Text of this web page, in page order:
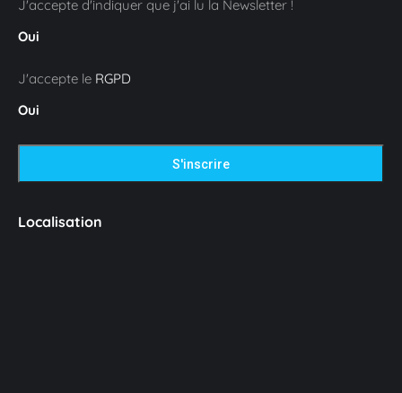
J'accepte d'indiquer que j'ai lu la Newsletter !
Oui
J'accepte le RGPD
Oui
Localisation